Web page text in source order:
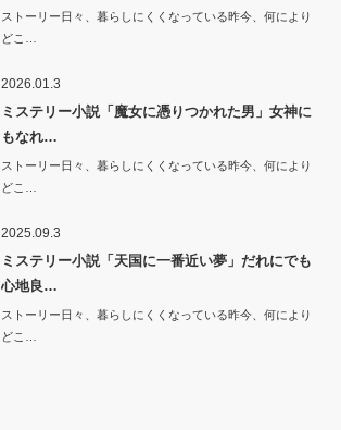
ストーリー日々、暮らしにくくなっている昨今、何により
どこ…
2026.01.3
ミステリー小説「魔女に憑りつかれた男」女神に
もなれ…
ストーリー日々、暮らしにくくなっている昨今、何により
どこ…
2025.09.3
ミステリー小説「天国に一番近い夢」だれにでも
心地良…
ストーリー日々、暮らしにくくなっている昨今、何により
どこ…